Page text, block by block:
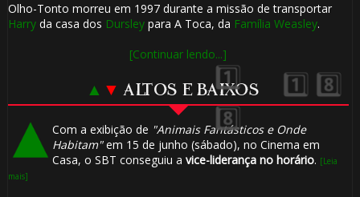
Olho-Tonto morreu em 1997 durante a missão de transportar
Harryda casa dos Dursleypara A Toca, da Família Weasley.
[Continuar lendo...]
▲ ▼ ALTOS E BAIXOS
Com a exibição de "Animais Fantásticos e Onde
Habitam"em 15 de junho (sábado), no Cinema em
Casa, o SBT conseguiu a vice-liderança no horário. [Leia
mais]
🎈